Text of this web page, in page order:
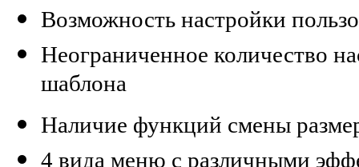
Возможность настройки
Неограниченное количество
шаблона
Наличие функций смены
4 вида меню с различными